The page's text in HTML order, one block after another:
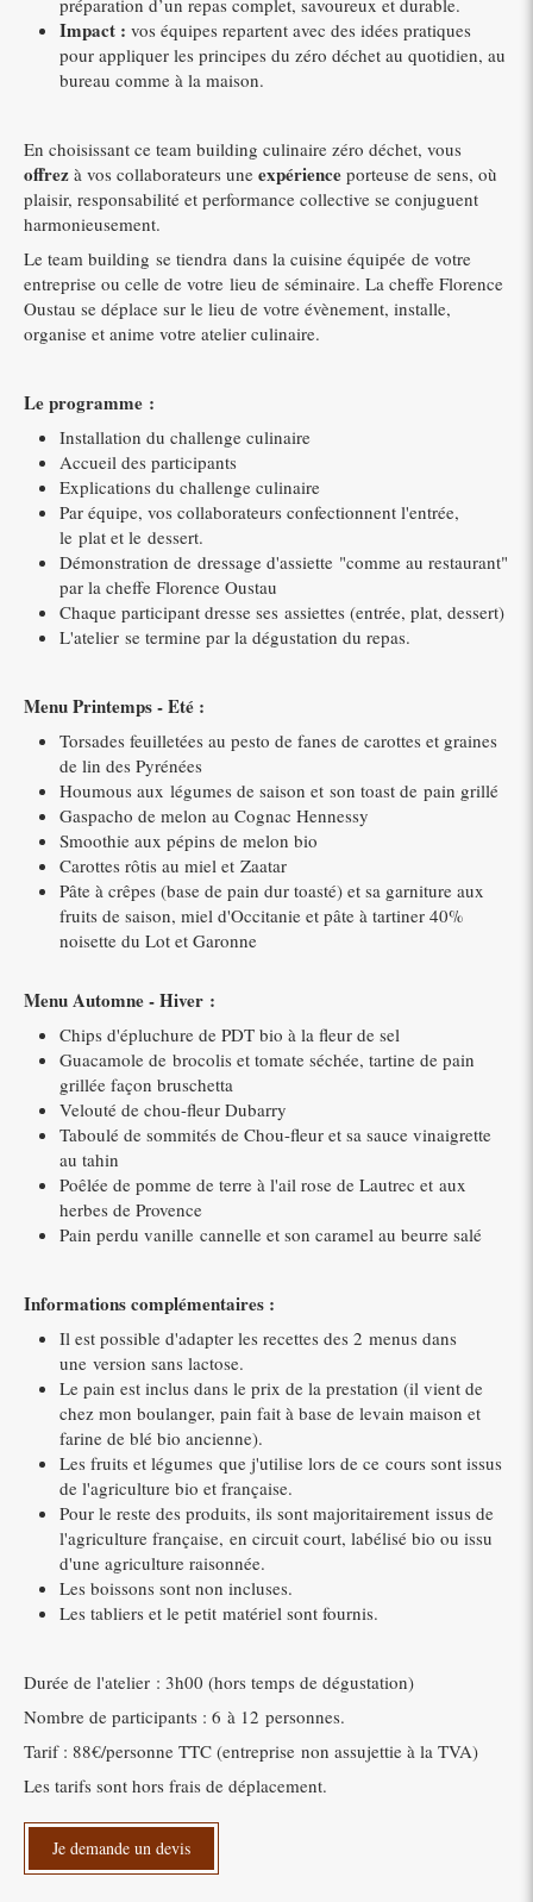
préparation d’un repas complet, savoureux et durable.
Impact : vos équipes repartent avec des idées pratiques
pour appliquer les principes du zéro déchet au quotidien, au
bureau comme à la maison.
En choisissant ce team building culinaire zéro déchet, vous
offrez à vos collaborateurs une expérience porteuse de sens, où
plaisir, responsabilité et performance collective se conjuguent
harmonieusement.
Le team building se tiendra dans la cuisine équipée de votre
entreprise ou celle de votre lieu de séminaire. La cheffe Florence
Oustau se déplace sur le lieu de votre évènement, installe,
organise et anime votre atelier culinaire.
Le programme :
Installation du challenge culinaire
Accueil des participants
Explications du challenge culinaire
Par équipe, vos collaborateurs confectionnent l'entrée,
le plat et le dessert.
Démonstration de dressage d'assiette "comme au restaurant"
par la cheffe Florence Oustau
Chaque participant dresse ses assiettes (entrée, plat, dessert)
L'atelier se termine par la dégustation du repas.
Menu Printemps - Eté :
Torsades feuilletées au pesto de fanes de carottes et graines
de lin des Pyrénées
Houmous aux légumes de saison et son toast de pain grillé
Gaspacho de melon au Cognac Hennessy
Smoothie aux pépins de melon bio
Carottes rôtis au miel et Zaatar
Pâte à crêpes (base de pain dur toasté) et sa garniture aux
fruits de saison, miel d'Occitanie et pâte à tartiner 40%
noisette du Lot et Garonne
Menu Automne - Hiver :
Chips d'épluchure de PDT bio à la fleur de sel
Guacamole de brocolis et tomate séchée, tartine de pain
grillée façon bruschetta
Velouté de chou-fleur Dubarry
Taboulé de sommités de Chou-fleur et sa sauce vinaigrette
au tahin
Poêlée de pomme de terre à l'ail rose de Lautrec et aux
herbes de Provence
Pain perdu vanille cannelle et son caramel au beurre salé
Informations complémentaires :
Il est possible d'adapter les recettes des 2 menus dans
une version sans lactose.
Le pain est inclus dans le prix de la prestation (il vient de
chez mon boulanger, pain fait à base de levain maison et
farine de blé bio ancienne).
Les fruits et légumes que j'utilise lors de ce cours sont issus
de l'agriculture bio et française.
Pour le reste des produits, ils sont majoritairement issus de
l'agriculture française, en circuit court, labélisé bio ou issu
d'une agriculture raisonnée.
Les boissons sont non incluses.
Les tabliers et le petit matériel sont fournis.
Durée de l'atelier : 3h00 (hors temps de dégustation)
Nombre de participants : 6 à 12 personnes.
Tarif : 88€/personne TTC (entreprise non assujettie à la TVA)
Les tarifs sont hors frais de déplacement.
Je demande un devis